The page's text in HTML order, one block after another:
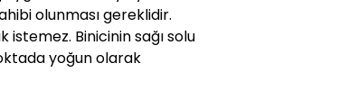
olunması gereklidir.
istemez. Binicinin sağı solu
yoğun olarak